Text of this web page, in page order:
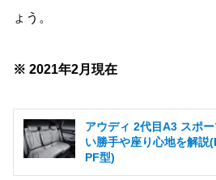
ょう。
※ 2021年2月現在
アウディ 2代目A3 スポ
い勝手や座り心地を解
PF型)